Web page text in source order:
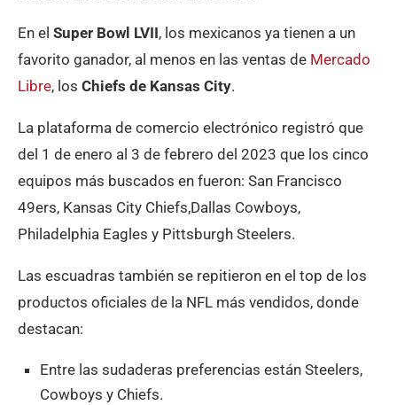
En el Super Bowl LVII, los mexicanos ya tienen a un
favorito ganador, al menos en las ventas de Mercado
Libre, los Chiefs de Kansas City.
La plataforma de comercio electrónico registró que
del 1 de enero al 3 de febrero del 2023 que los cinco
equipos más buscados en fueron: San Francisco
49ers, Kansas City Chiefs,Dallas Cowboys,
Philadelphia Eagles y Pittsburgh Steelers.
Las escuadras también se repitieron en el top de los
productos oficiales de la NFL más vendidos, donde
destacan:
Entre las sudaderas preferencias están Steelers,
Cowboys y Chiefs.